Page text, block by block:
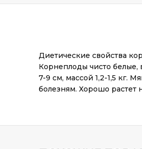
Диетические свойства
Корнеплоды чисто
7-9 см, массой 1,2-1,5 кг.
болезням. Хорошо растет